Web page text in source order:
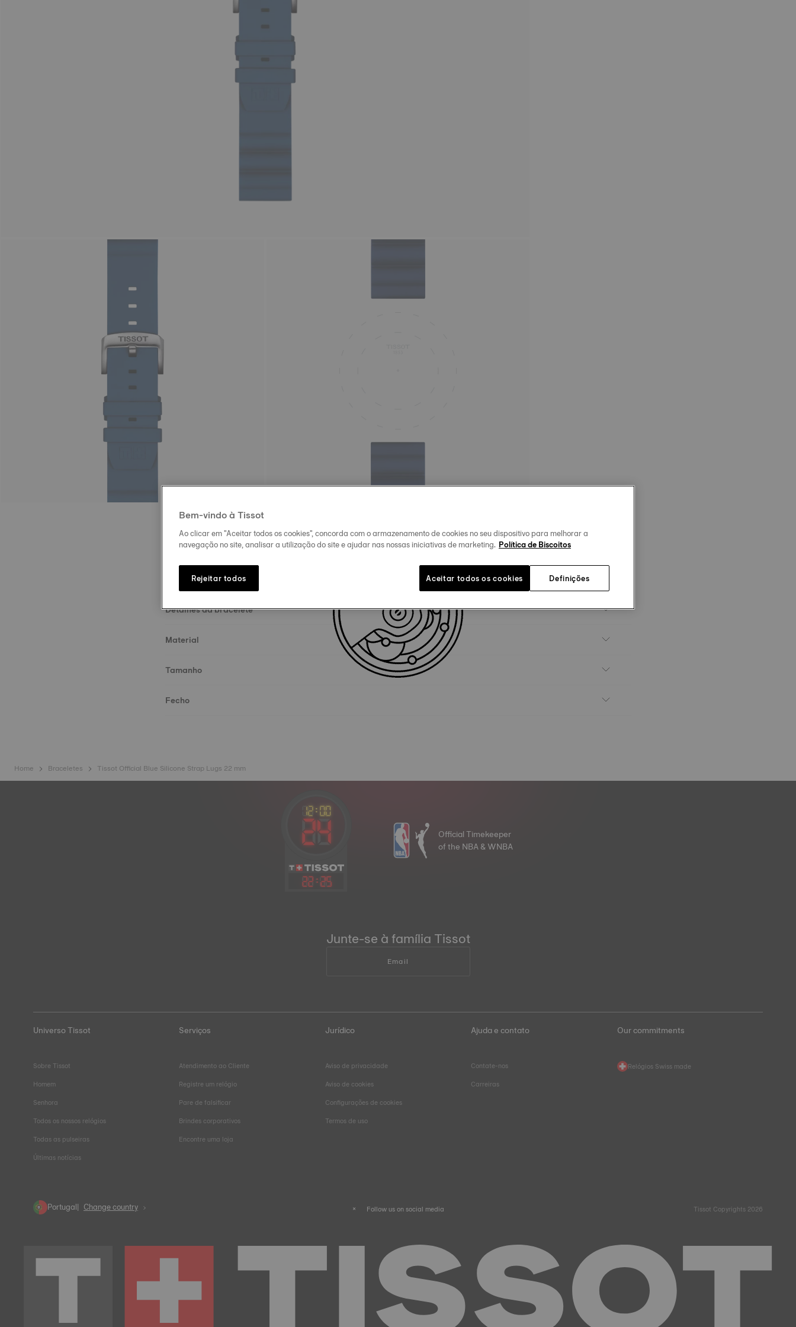
Especificidades técnicas
Detalhes da bracelete
Material
Tamanho
Fecho
Home Braceletes Tissot Official Blue Silicone Strap Lugs 22 mm
22:25
Official Timekeeper
of the NBA & WNBA
Junte-se à família Tissot
Email
Universo Tissot
Sobre Tissot
Homem
Senhora
Todos os nossos relógios
Todas as pulseiras
Últimas notícias
Serviços
Atendimento ao Cliente
Registre um relógio
Pare de falsificar
Brindes corporativos
Encontre uma loja
Jurídico
Aviso de privacidade
Aviso de cookies
Configurações de cookies
Termos de uso
Ajuda e contato
Contate-nos
Carreiras
Our commitments
Relógios Swiss made
Portugal Change country Follow us on social media Tissot Copyrights 2026
Bem-vindo à Tissot
Ao clicar em "Aceitar todos os cookies", concorda com o armazenamento de cookies no seu dispositivo para melhorar a
navegação no site, analisar a utilização do site e ajudar nas nossas iniciativas de marketing. Política de Biscoitos
Definições
Rejeitar todos Aceitar todos os cookies